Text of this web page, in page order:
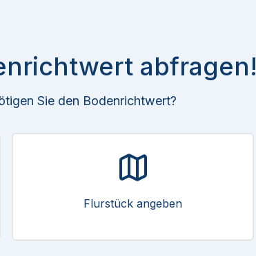
abfragen!
Sie den Bodenrichtwert?
Flurstück angeben